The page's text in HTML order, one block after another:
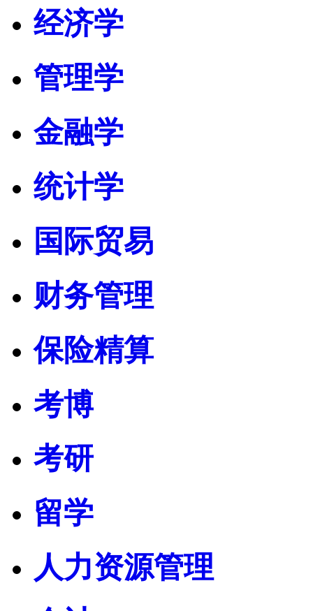
经济学
管理学
金融学
统计学
国际贸易
财务管理
保险精算
考博
考研
留学
人力资源管理